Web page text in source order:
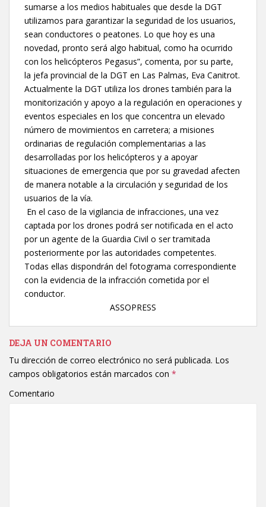
sumarse a los medios habituales que desde la DGT
utilizamos para garantizar la seguridad de los usuarios,
sean conductores o peatones. Lo que hoy es una
novedad, pronto será algo habitual, como ha ocurrido
con los helicópteros Pegasus”, comenta, por su parte,
la jefa provincial de la DGT en Las Palmas, Eva Canitrot.
Actualmente la DGT utiliza los drones también para la
monitorización y apoyo a la regulación en operaciones y
eventos especiales en los que concentra un elevado
número de movimientos en carretera; a misiones
ordinarias de regulación complementarias a las
desarrolladas por los helicópteros y a apoyar
situaciones de emergencia que por su gravedad afecten
de manera notable a la circulación y seguridad de los
usuarios de la vía.
En el caso de la vigilancia de infracciones, una vez
captada por los drones podrá ser notificada en el acto
por un agente de la Guardia Civil o ser tramitada
posteriormente por las autoridades competentes.
Todas ellas dispondrán del fotograma correspondiente
con la evidencia de la infracción cometida por el
conductor.
ASSOPRESS
DEJA UN COMENTARIO
Tu dirección de correo electrónico no será publicada. Los
campos obligatorios están marcados con *
Comentario